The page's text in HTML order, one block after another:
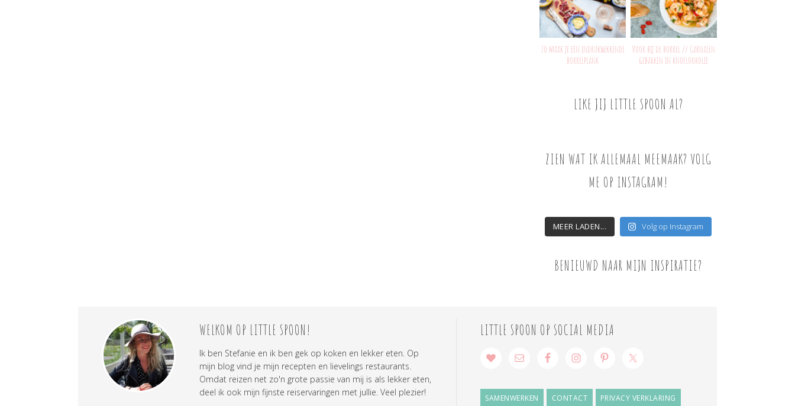
Zo maak je een indrukwekkende
borrelplank
Voor bij de borrel // Garnalen
gebakken in knoflookolie
LIKE JIJ LITTLE SPOON AL?
ZIEN WAT IK ALLEMAAL MEEMAAK? VOLG
ME OP INSTAGRAM!
MEER LADEN... Volg op Instagram
BENIEUWD NAAR MIJN INSPIRATIE?
WELKOM OP LITTLE SPOON!
Ik ben Stefanie en ik ben gek op koken en lekker eten. Op
mijn blog vind je mijn recepten en lievelings restaurants.
Omdat reizen net zo'n grote passie van mij is als lekker eten,
deel ik ook mijn fijnste reiservaringen met jullie. Veel plezier!
LITTLE SPOON OP SOCIAL MEDIA
SAMENWERKEN CONTACT PRIVACY VERKLARING